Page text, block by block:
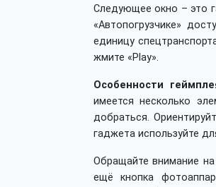
Следующее окно – это
«Автопогрузчике»
единицу
жмите «Play».
Особенности
имеется несколько
добраться.
гаджета используйте
Обращайте внимание
ещё кнопка